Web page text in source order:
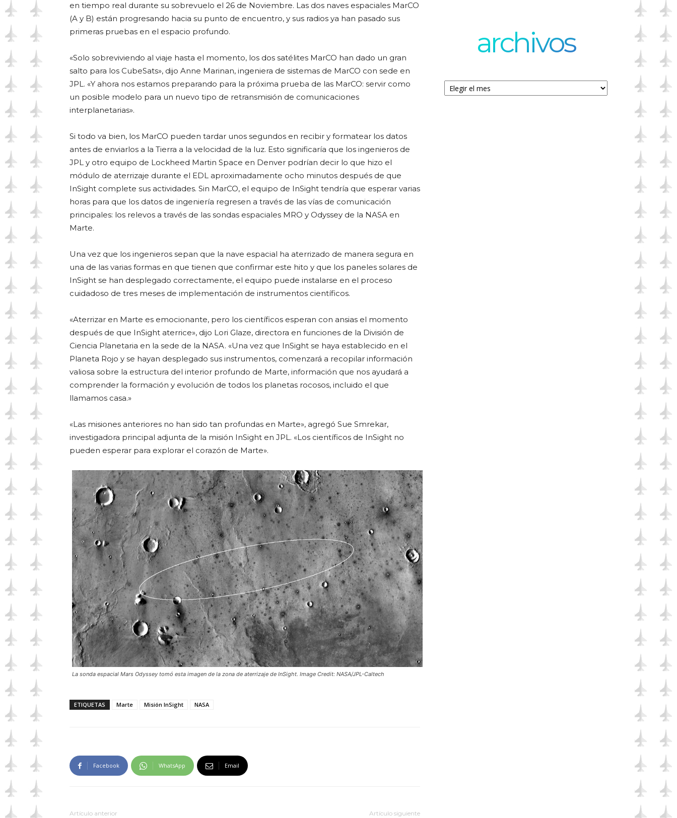
en tiempo real durante su sobrevuelo el 26 de Noviembre. Las dos naves espaciales MarCO
(A y B) están progresando hacia su punto de encuentro, y sus radios ya han pasado sus
primeras pruebas en el espacio profundo.
«Solo sobreviviendo al viaje hasta el momento, los dos satélites MarCO han dado un gran
salto para los CubeSats», dijo Anne Marinan, ingeniera de sistemas de MarCO con sede en
JPL. «Y ahora nos estamos preparando para la próxima prueba de las MarCO: servir como
un posible modelo para un nuevo tipo de retransmisión de comunicaciones
interplanetarias».
Si todo va bien, los MarCO pueden tardar unos segundos en recibir y formatear los datos
antes de enviarlos a la Tierra a la velocidad de la luz. Esto significaría que los ingenieros de
JPL y otro equipo de Lockheed Martin Space en Denver podrían decir lo que hizo el
módulo de aterrizaje durante el EDL aproximadamente ocho minutos después de que
InSight complete sus actividades. Sin MarCO, el equipo de InSight tendría que esperar varias
horas para que los datos de ingeniería regresen a través de las vías de comunicación
principales: los relevos a través de las sondas espaciales MRO y Odyssey de la NASA en
Marte.
Una vez que los ingenieros sepan que la nave espacial ha aterrizado de manera segura en
una de las varias formas en que tienen que confirmar este hito y que los paneles solares de
InSight se han desplegado correctamente, el equipo puede instalarse en el proceso
cuidadoso de tres meses de implementación de instrumentos científicos.
«Aterrizar en Marte es emocionante, pero los científicos esperan con ansias el momento
después de que InSight aterrice», dijo Lori Glaze, directora en funciones de la División de
Ciencia Planetaria en la sede de la NASA. «Una vez que InSight se haya establecido en el
Planeta Rojo y se hayan desplegado sus instrumentos, comenzará a recopilar información
valiosa sobre la estructura del interior profundo de Marte, información que nos ayudará a
comprender la formación y evolución de todos los planetas rocosos, incluido el que
llamamos casa.»
«Las misiones anteriores no han sido tan profundas en Marte», agregó Sue Smrekar,
investigadora principal adjunta de la misión InSight en JPL. «Los científicos de InSight no
pueden esperar para explorar el corazón de Marte».
La sonda espacial Mars Odyssey tomó esta imagen de la zona de aterrizaje de InSight. Image Credit: NASA/JPL-Caltech
ETIQUETAS Marte Misión InSight NASA
Facebook WhatsApp Email
Artículo anterior Artículo siguiente
archivos
Archivos